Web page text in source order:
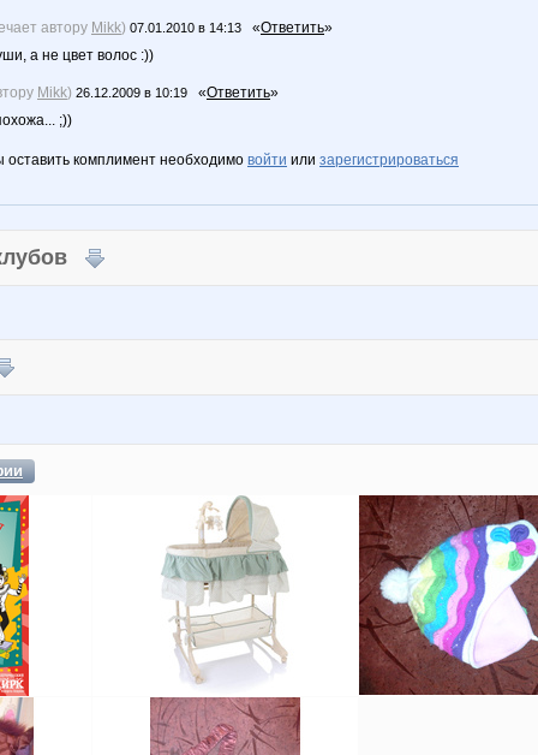
автору Mikk) 07.01.2010 в 14:13 «Ответить»
а не цвет волос :))
Mikk) 26.12.2009 в 10:19 «Ответить»
;))
комплимент необходимо войти или зарегистрироваться